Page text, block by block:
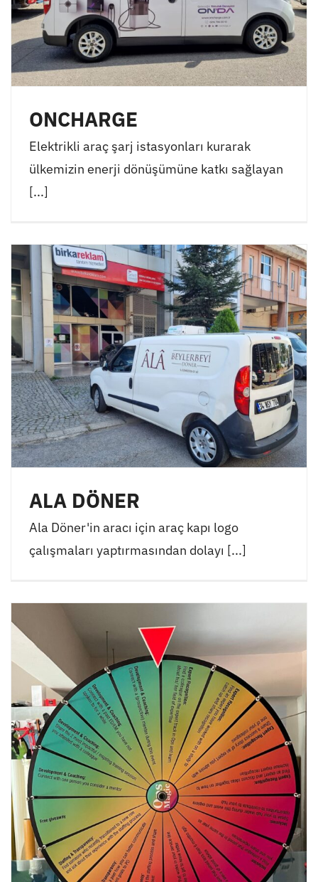
ONCHARGE
Elektrikli araç şarj istasyonları kurarak
ülkemizin enerji dönüşümüne katkı sağlayan
[...]
ALA DÖNER
Ala Döner'in aracı için araç kapı logo
çalışmaları yaptırmasından dolayı [...]